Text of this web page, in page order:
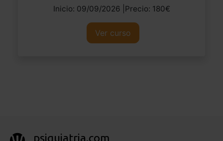
Inicio: 09/09/2026 |Precio: 180€
Ver curso
psiquiatria.com